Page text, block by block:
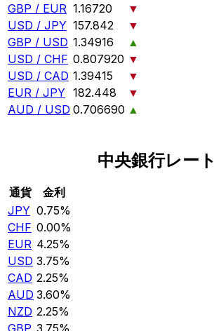
GBP / EUR 1.16720
▼
USD / JPY 157.842
▼
GBP / USD 1.34916
▲
USD / CHF 0.807920 ▼
USD / CAD 1.39415
▼
EUR / JPY 182.448
▼
AUD / USD 0.706690 ▲
中央銀行レート
通貨
金利
JPY 0.75%
CHF 0.00%
EUR 4.25%
USD 3.75%
CAD 2.25%
AUD 3.60%
NZD 2.25%